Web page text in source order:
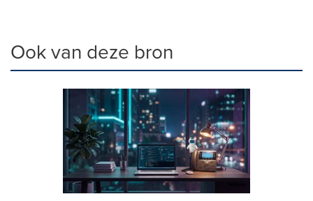
Ook van deze bron